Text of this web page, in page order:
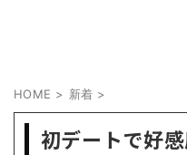
HOME > 新着 >
初デートで好